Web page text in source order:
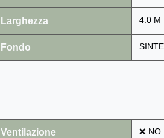
Larghezza 4.0 M
Fondo
Ventilazione ❌ NO